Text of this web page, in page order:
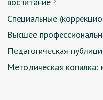
Специальные
Высшее
Педагогическая
Методическая копилка: